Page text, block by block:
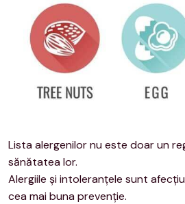
Lista alergenilor nu este doar un
sănătatea lor.
Alergiile şi intoleranţele sunt
cea mai buna prevenţie.